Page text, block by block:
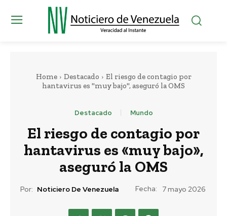
Home Destacado
El riesgo de contagio por
hantavirus es "muy bajo", aseguró la OMS
Destacado Mundo
El riesgo de contagio por
hantavirus es «muy bajo»,
aseguró la OMS
Por: Noticiero De Venezuela Fecha: 7 mayo 2026